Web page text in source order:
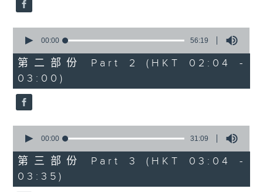
seconds
56
minutes,
19
seconds
00:00 56:19
第二部份 Part 2 (HKT 02:04 -
03:00)
seconds
31
minutes,
9
seconds
00:00 31:09
第三部份 Part 3 (HKT 03:04 -
03:35)